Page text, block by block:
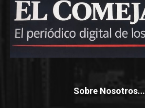
Sobre Nosotros...